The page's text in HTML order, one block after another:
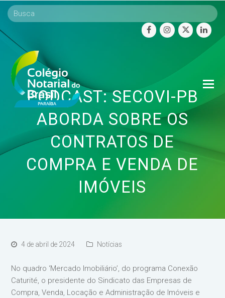
facebookinstagram
twitter
PODCAST: SECOVI-PB
ABORDA SOBRE OS
CONTRATOS DE
COMPRA E VENDA DE
IMÓVEIS
4 de abril de 2024 Notícias
No quadro ‘Mercado Imobiliário’, do programa Conexão
Caturité, o presidente do Sindicato das Empresas de
Compra, Venda, Locação e Administração de Imóveis e